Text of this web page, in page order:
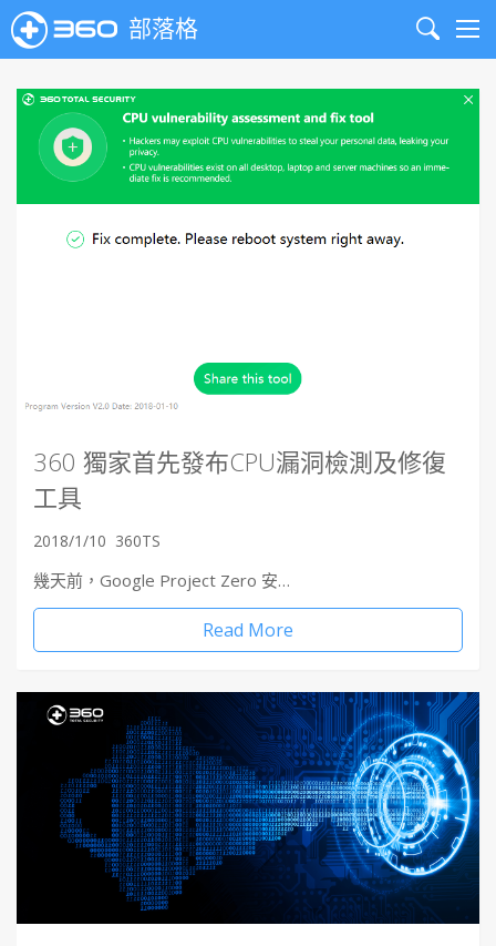
部落格
Search
360 獨家首先發布CPU漏洞檢測及修復
工具
2018/1/10 360TS
幾天前，Google Project Zero 安…
Read More